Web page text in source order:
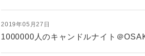
2019年05月27日
1000000人のキャンドルナイト＠